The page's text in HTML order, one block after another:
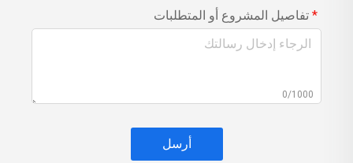
تفاصيل المشروع أو المتطلبات
0/1000
أرسل